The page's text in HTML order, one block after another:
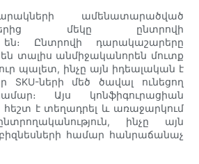
ամենատարածված
մեկը ընտրովի
Ընտրովի դարակաշարերը
են տալիս անմիջականորեն մուտք
պալետ, ինչը այն իդեալական է
SKU-ների մեծ ծավալ ունեցող
Այս կոնֆիգուրացիան
է տեղադրել և առաջարկում
ինչը այն
համար հանրաճանաչ